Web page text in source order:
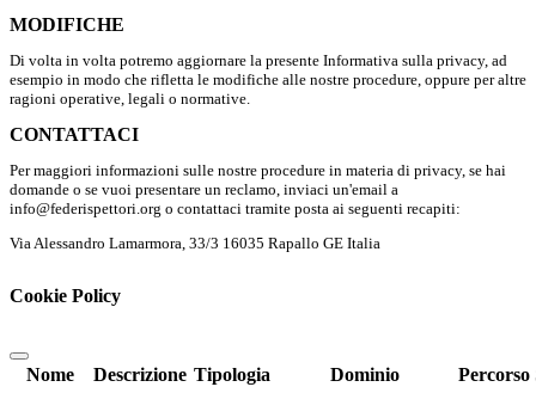
MODIFICHE
Di volta in volta potremo aggiornare la presente Informativa sulla privacy, ad
esempio in modo che rifletta le modifiche alle nostre procedure, oppure per altre
ragioni operative, legali o normative.
CONTATTACI
Per maggiori informazioni sulle nostre procedure in materia di privacy, se hai
domande o se vuoi presentare un reclamo, inviaci un'email a
info@federispettori.org o contattaci tramite posta ai seguenti recapiti:
Via Alessandro Lamarmora, 33/3 16035 Rapallo GE Italia
Cookie Policy
Nome Descrizione Tipologia Dominio Percorso